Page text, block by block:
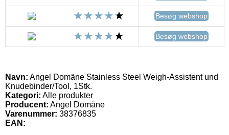
Besøg webshop
Besøg webshop
Navn: Angel Domäne Stainless Steel Weigh-Assistent und
Knudebinder/Tool, 1Stk.
Kategori: Alle produkter
Producent: Angel Domäne
Varenummer: 38376835
EAN: